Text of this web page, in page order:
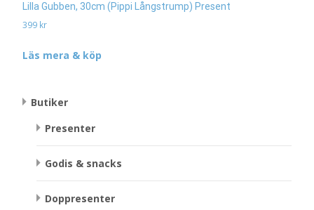
Lilla Gubben, 30cm (Pippi Långstrump) Present
399 kr
Läs mera & köp
Butiker
Presenter
Godis & snacks
Doppresenter